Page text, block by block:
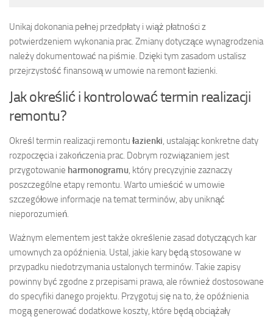
Unikaj dokonania pełnej przedpłaty i wiąż płatności z
potwierdzeniem wykonania prac. Zmiany dotyczące wynagrodzenia
należy dokumentować na piśmie. Dzięki tym zasadom ustalisz
przejrzystość finansową w umowie na remont łazienki.
Jak określić i kontrolować termin realizacji
remontu?
Określ termin realizacji remontu łazienki , ustalając konkretne daty
rozpoczęcia i zakończenia prac. Dobrym rozwiązaniem jest
przygotowanie harmonogramu , który precyzyjnie zaznaczy
poszczególne etapy remontu. Warto umieścić w umowie
szczegółowe informacje na temat terminów, aby uniknąć
nieporozumień.
Ważnym elementem jest także określenie zasad dotyczących kar
umownych za opóźnienia. Ustal, jakie kary będą stosowane w
przypadku niedotrzymania ustalonych terminów. Takie zapisy
powinny być zgodne z przepisami prawa, ale również dostosowane
do specyfiki danego projektu. Przygotuj się na to, że opóźnienia
mogą generować dodatkowe koszty, które będą obciążały